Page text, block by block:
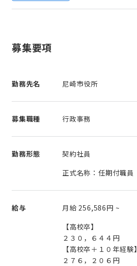
募集要項
勤務先名 尼崎市役所
募集職種 行政事務
勤務形態
契約社員
正式名称：任期付職員
給与 月給 256,586円 ~
【高校卒】
２３０，６４４円
【高校卒＋１０年経験】
２７６，２０６円